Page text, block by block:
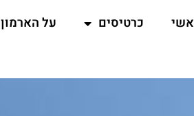
כרטיסים על הארמון